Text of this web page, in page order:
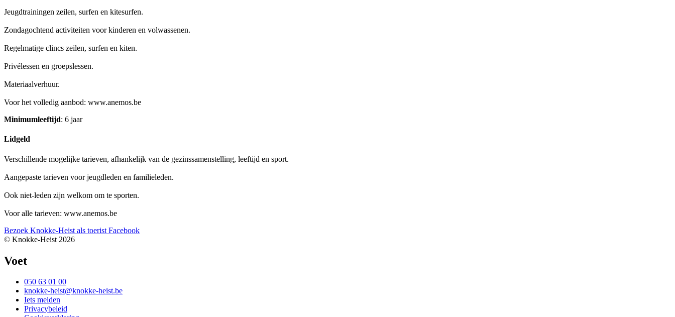
Jeugdtrainingen zeilen, surfen en kitesurfen.
Zondagochtend activiteiten voor kinderen en volwassenen.
Regelmatige clincs zeilen, surfen en kiten.
Privélessen en groepslessen.
Materiaalverhuur.
Voor het volledig aanbod: www.anemos.be
Minimumleeftijd: 6 jaar
Lidgeld
Verschillende mogelijke tarieven, afhankelijk van de gezinssamenstelling, leeftijd en sport.
Aangepaste tarieven voor jeugdleden en familieleden.
Ook niet-leden zijn welkom om te sporten.
Voor alle tarieven: www.anemos.be
Bezoek Knokke-Heist als toerist Facebook
© Knokke-Heist 2026
Voet
050 63 01 00
knokke-heist@knokke-heist.be
Iets melden
Privacybeleid